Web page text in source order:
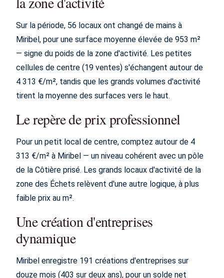
Sur la période, 56 locaux ont changé de mains à
Miribel, pour une surface moyenne élevée de 953 m²
— signe du poids de la zone d'activité. Les petites
cellules de centre (19 ventes) s'échangent autour de
4 313 €/m², tandis que les grands volumes d'activité
tirent la moyenne des surfaces vers le haut.
Le repère de prix professionnel
Pour un petit local de centre, comptez autour de 4
313 €/m² à Miribel — un niveau cohérent avec un pôle
de la Côtière prisé. Les grands locaux d'activité de la
zone des Échets relèvent d'une autre logique, à plus
faible prix au m².
Une création d'entreprises
dynamique
Miribel enregistre 191 créations d'entreprises sur
douze mois (403 sur deux ans), pour un solde net